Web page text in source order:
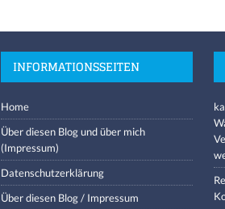
INFORMATIONSSEITEN
Home
Über diesen Blog und über mich
(Impressum)
Datenschutzerklärung
Über diesen Blog / Impressum